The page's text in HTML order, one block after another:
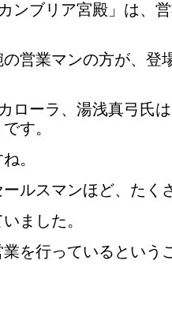
ンブリア宮殿」は、
営業マンの方が、登
ローラ、湯浅真弓氏
す。
。
ルスマンほど、たく
ました。
を行っているという